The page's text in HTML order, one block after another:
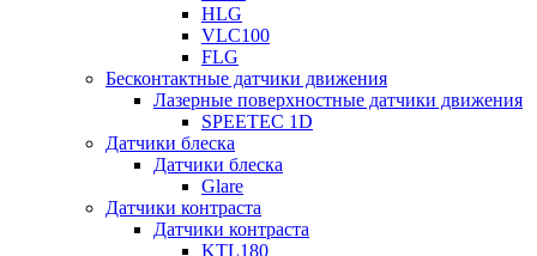
HLG
VLC100
FLG
Бесконтактные датчики движения
Лазерные поверхностные датчики движения
SPEETEC 1D
Датчики блеска
Датчики блеска
Glare
Датчики контраста
Датчики контраста
KTL180